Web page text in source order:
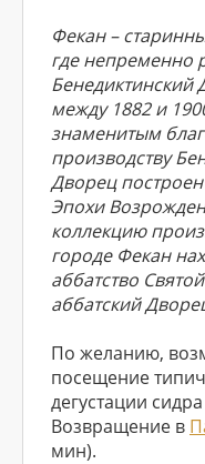
Фекан –
где непременно
Бенедиктинский
между 1882 и
знаменитым
производству
Дворец
Эпохи
коллекцию
городе Фекан
аббатство
аббатский
По желанию,
посещение
дегустации
Возвращение в
мин).